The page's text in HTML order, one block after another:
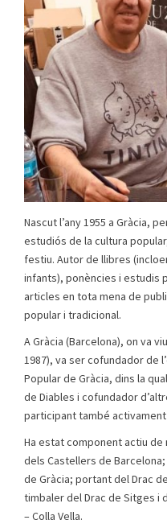
Nascut l’any 1955 a Gràcia,
estudiós de la cultura
festiu. Autor de llibres
infants), ponències i estudis
articles en tota mena de
popular i tradicional.
A Gràcia (Barcelona), on va
1987), va ser cofundador de
Popular de Gràcia, dins la
de Diables i cofundador
participant també
Ha estat component actiu
dels Castellers de
de Gràcia; portant del Drac
timbaler del Drac de Sitges i
– Colla Vella.